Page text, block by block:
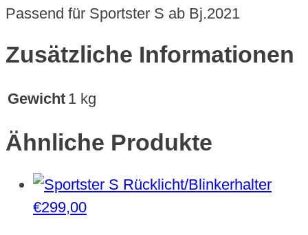
Passend für Sportster S ab Bj.2021
Zusätzliche Informationen
Gewicht 1 kg
Ähnliche Produkte
€299,00